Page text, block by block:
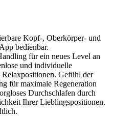
Kopf-, Oberkörper- und
bedienbar.
für ein neues Level an
und individuelle
Gefühl der
für maximale Regeneration
Durchschlafen durch
Ihrer Lieblingspositionen.